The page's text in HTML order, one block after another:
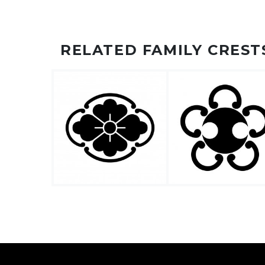
RELATED FAMILY